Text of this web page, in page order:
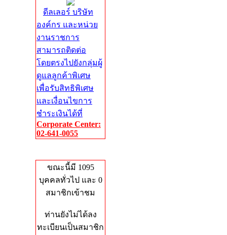
ดีลเลอร์ บริษัท
องค์กร และหน่วย
งานราชการ
สามารถติดต่อ
โดยตรงไปยังกลุ่มผู้
ดูแลลูกค้าพิเศษ
เพื่อรับสิทธิพิเศษ
และเงื่อนไขการ
ชำระเงินได้ที่
Corporate Center:
02-641-0055
ขณะนี้มี 1095
บุคคลทั่วไป และ 0
สมาชิกเข้าชม
ท่านยังไม่ได้ลง
ทะเบียนเป็นสมาชิก